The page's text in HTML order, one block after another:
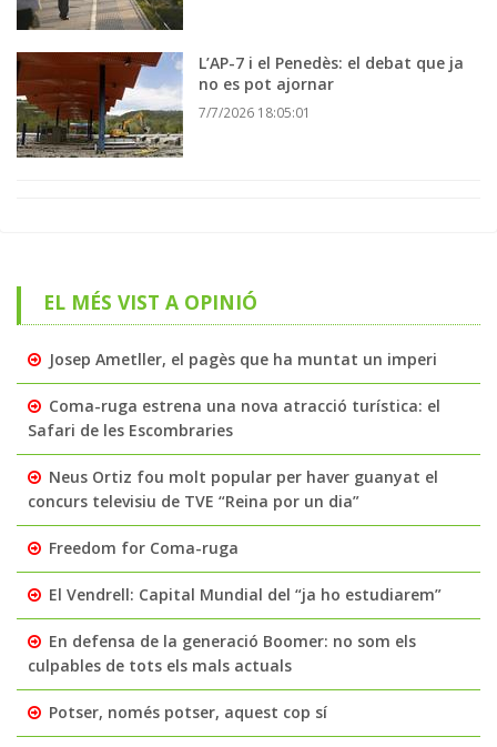
L’AP-7 i el Penedès: el debat que ja
no es pot ajornar
7/7/2026 18:05:01
EL MÉS VIST A OPINIÓ
Josep Ametller, el pagès que ha muntat un imperi
Coma-ruga estrena una nova atracció turística: el
Safari de les Escombraries
Neus Ortiz fou molt popular per haver guanyat el
concurs televisiu de TVE “Reina por un dia”
Freedom for Coma-ruga
El Vendrell: Capital Mundial del “ja ho estudiarem”
En defensa de la generació Boomer: no som els
culpables de tots els mals actuals
Potser, només potser, aquest cop sí